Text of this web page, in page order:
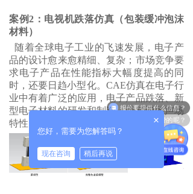
案例2：电视机跌落仿真（包装缓冲泡沫
材料）
随着全球电子工业的飞速发展，电子产
品的设计愈来愈精细、复杂；市场竞争要
求电子产品在性能指标大幅度提高的同
时，还要日趋小型化。CAE仿真在电子行
业中有着广泛的应用，电子产品跌落、新
型电子材料的研发和制造、音频设备声场
特性的设计和评估。
报价要提供什么信息？
你们是怎么收费的呢？
×
您好，需要为您解答吗？
现在咨询 稍后再说